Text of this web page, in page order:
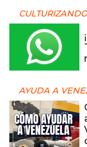
AYUDA A